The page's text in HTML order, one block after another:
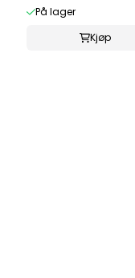
På lager
Kjøp